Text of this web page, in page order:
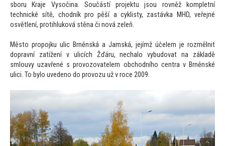
sboru Kraje Vysočina. Součástí projektu jsou rovněž kompletní
technické sítě, chodník pro pěší a cyklisty, zastávka MHD, veřejné
osvětlení, protihluková stěna či nová zeleň.
Město propojku ulic Brněnská a Jamská, jejímž účelem je rozmělnit
dopravní zatížení v ulicích Žďáru, nechalo vybudovat na základě
smlouvy uzavřené s provozovatelem obchodního centra v Brněnské
ulici. To bylo uvedeno do provozu už v roce 2009.